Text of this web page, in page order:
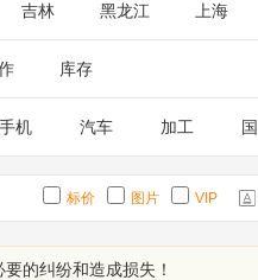
吉林 黑龙江 上海
库存
手机 汽车 加工 国
标价 图片 VIP
的纠纷和造成损失！